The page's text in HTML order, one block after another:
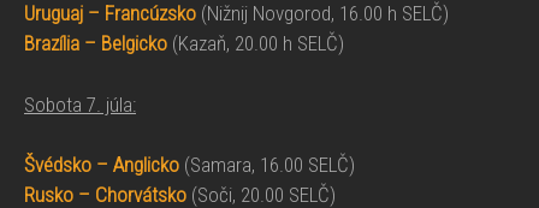
Uruguaj – Francúzsko (Nižnij Novgorod, 16.00 h SELČ)
Brazília – Belgicko (Kazaň, 20.00 h SELČ)
Sobota 7. júla:
Švédsko – Anglicko (Samara, 16.00 SELČ)
Rusko – Chorvátsko (Soči, 20.00 SELČ)